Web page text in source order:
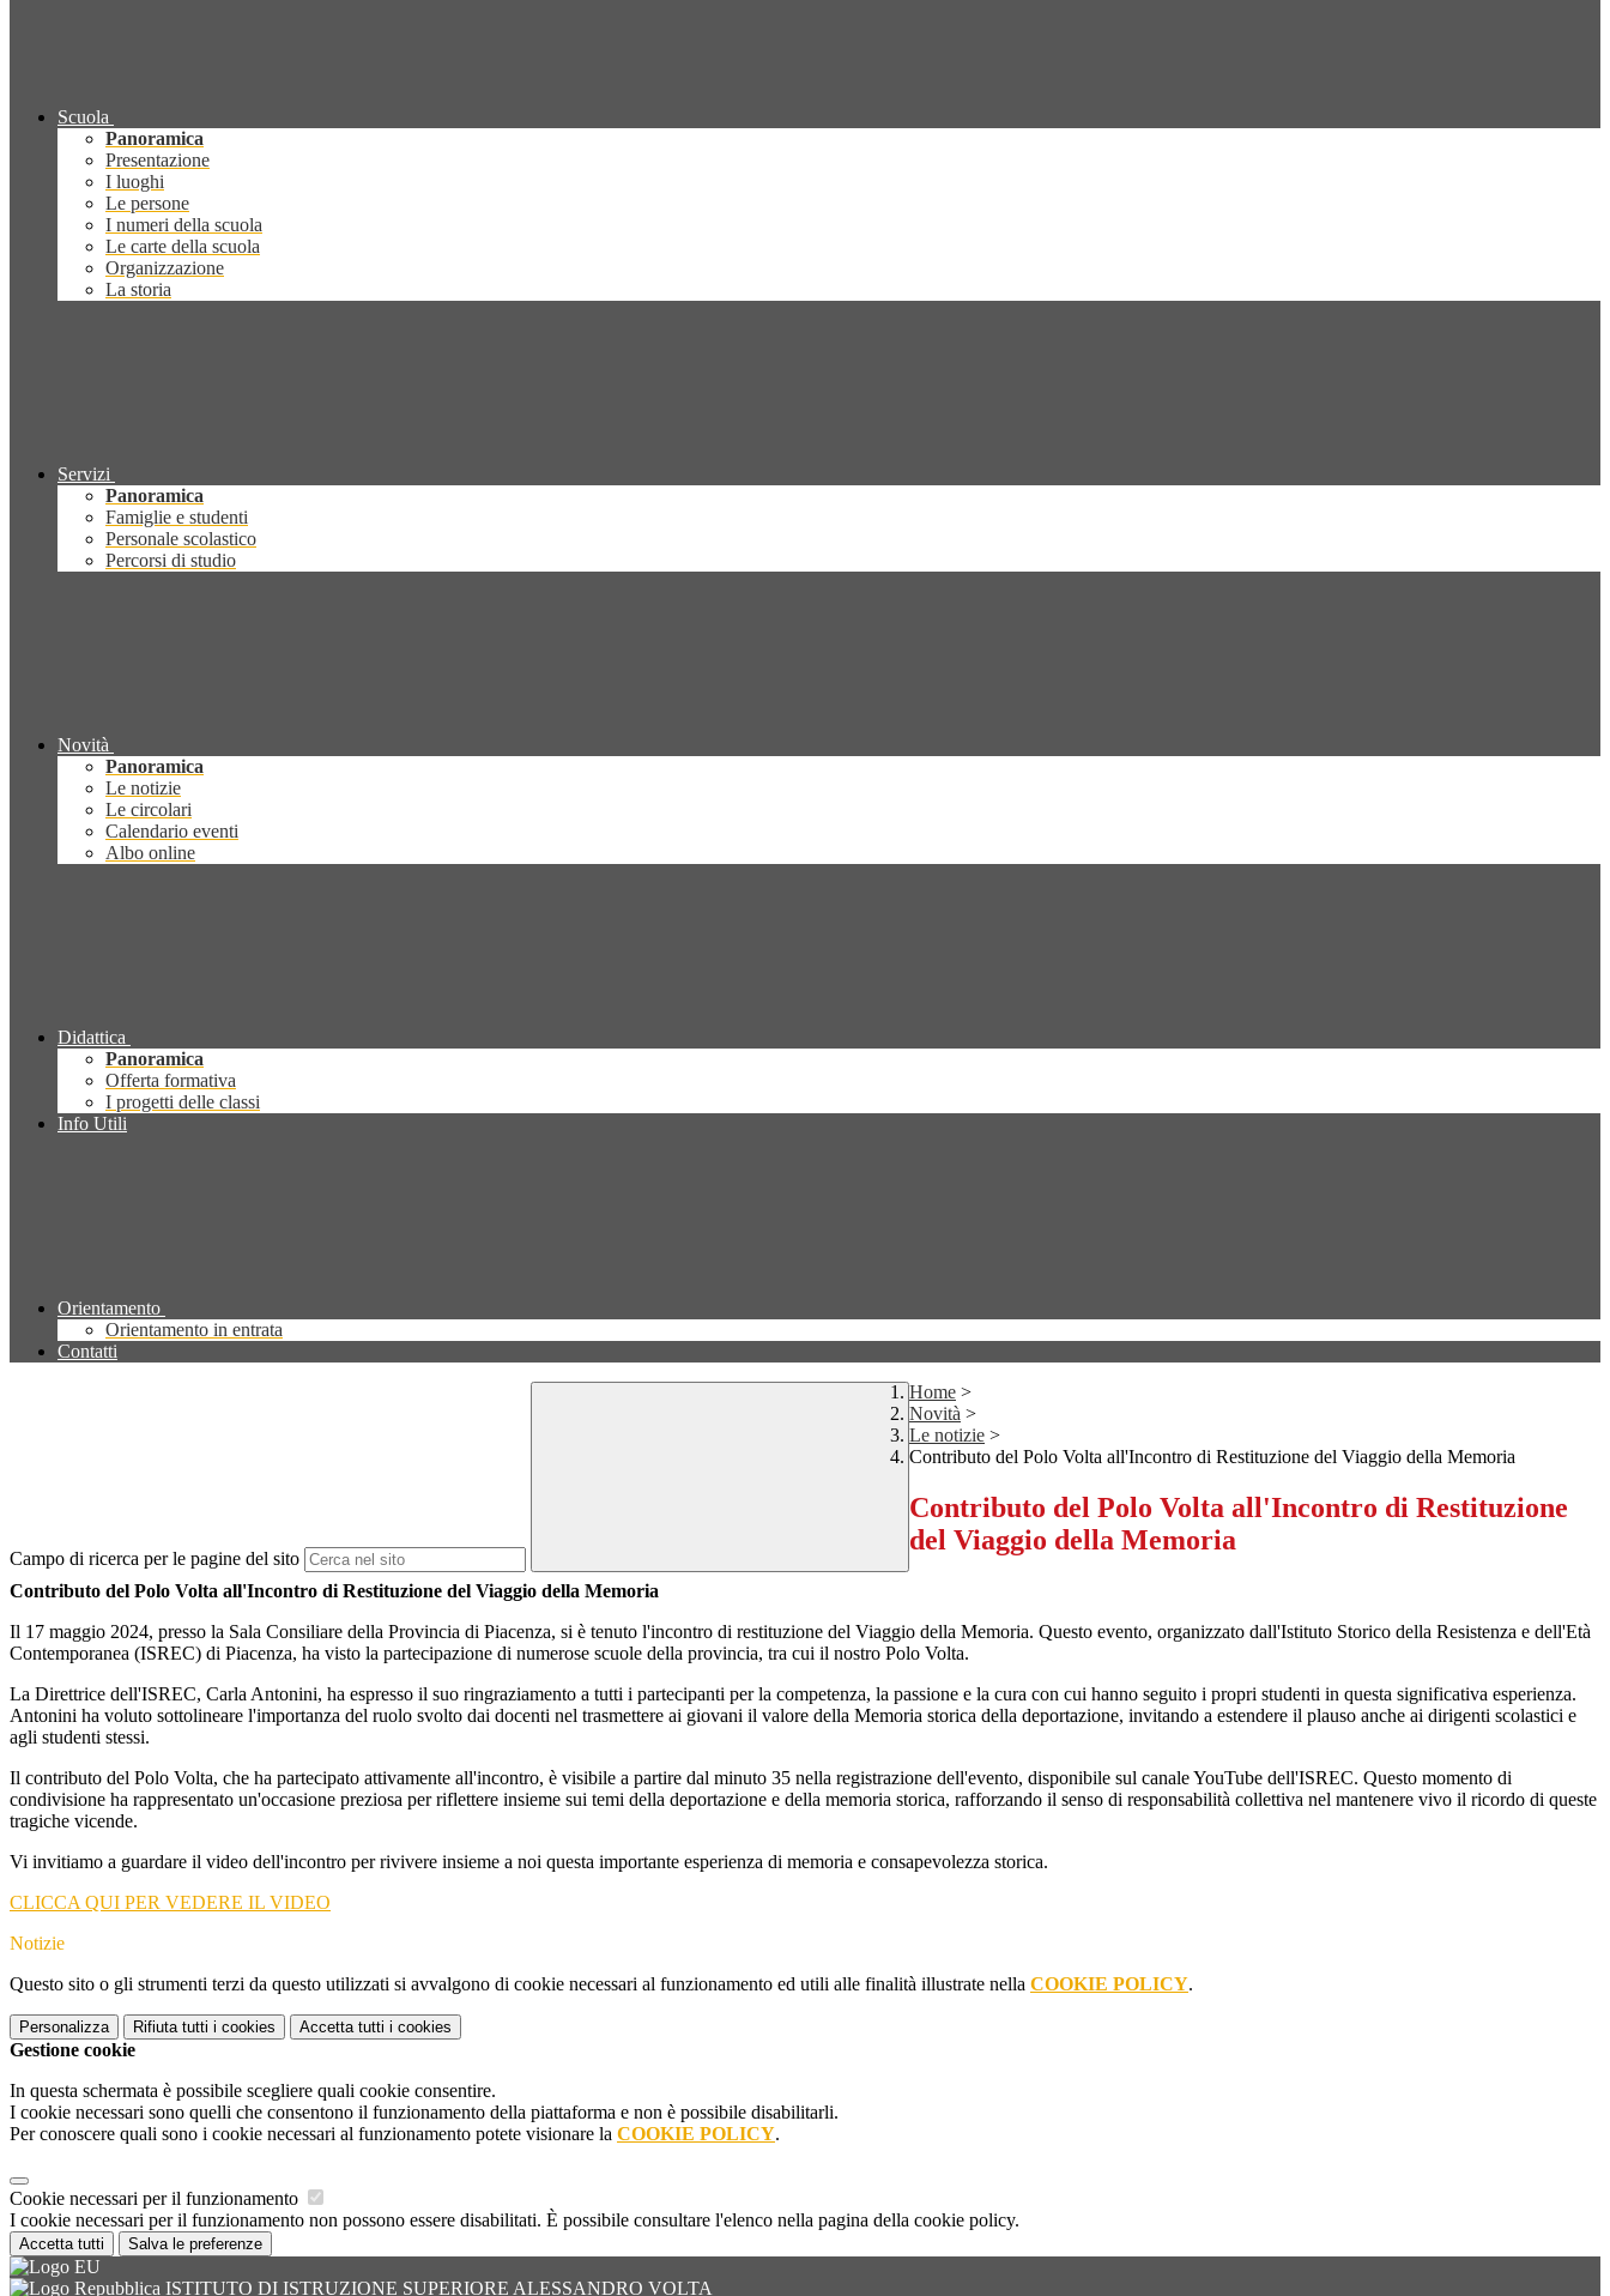
Scuola
Panoramica
Presentazione
I luoghi
Le persone
I numeri della scuola
Le carte della scuola
Organizzazione
La storia
Servizi
Panoramica
Famiglie e studenti
Personale scolastico
Percorsi di studio
Novità
Panoramica
Le notizie
Le circolari
Calendario eventi
Albo online
Didattica
Panoramica
Offerta formativa
I progetti delle classi
Info Utili
Orientamento
Orientamento in entrata
Contatti
Campo di ricerca per le pagine del sito
Home >
Novità >
Le notizie >
Contributo del Polo Volta all'Incontro di Restituzione del Viaggio della Memoria
Contributo del Polo Volta all'Incontro di Restituzione
del Viaggio della Memoria
Contributo del Polo Volta all'Incontro di Restituzione del Viaggio della Memoria
Il 17 maggio 2024, presso la Sala Consiliare della Provincia di Piacenza, si è tenuto l'incontro di restituzione del Viaggio della Memoria. Questo evento, organizzato dall'Istituto Storico della Resistenza e dell'Età
Contemporanea (ISREC) di Piacenza, ha visto la partecipazione di numerose scuole della provincia, tra cui il nostro Polo Volta.
La Direttrice dell'ISREC, Carla Antonini, ha espresso il suo ringraziamento a tutti i partecipanti per la competenza, la passione e la cura con cui hanno seguito i propri studenti in questa significativa esperienza.
Antonini ha voluto sottolineare l'importanza del ruolo svolto dai docenti nel trasmettere ai giovani il valore della Memoria storica della deportazione, invitando a estendere il plauso anche ai dirigenti scolastici e
agli studenti stessi.
Il contributo del Polo Volta, che ha partecipato attivamente all'incontro, è visibile a partire dal minuto 35 nella registrazione dell'evento, disponibile sul canale YouTube dell'ISREC. Questo momento di
condivisione ha rappresentato un'occasione preziosa per riflettere insieme sui temi della deportazione e della memoria storica, rafforzando il senso di responsabilità collettiva nel mantenere vivo il ricordo di queste
tragiche vicende.
Vi invitiamo a guardare il video dell'incontro per rivivere insieme a noi questa importante esperienza di memoria e consapevolezza storica.
CLICCA QUI PER VEDERE IL VIDEO
Notizie
Questo sito o gli strumenti terzi da questo utilizzati si avvalgono di cookie necessari al funzionamento ed utili alle finalità illustrate nella COOKIE POLICY.
Personalizza Rifiuta tutti i cookies Accetta tutti i cookies
Gestione cookie
In questa schermata è possibile scegliere quali cookie consentire.
I cookie necessari sono quelli che consentono il funzionamento della piattaforma e non è possibile disabilitarli.
Per conoscere quali sono i cookie necessari al funzionamento potete visionare la COOKIE POLICY.
Cookie necessari per il funzionamento
I cookie necessari per il funzionamento non possono essere disabilitati. È possibile consultare l'elenco nella pagina della cookie policy.
Accetta tutti Salva le preferenze
ISTITUTO DI ISTRUZIONE SUPERIORE ALESSANDRO VOLTA